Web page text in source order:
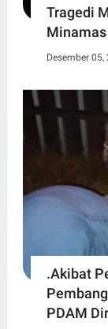
Tragedi
Minamas
Desember 05,
.Akibat
PDAM